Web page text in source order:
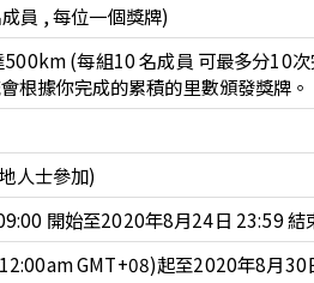
員 , 每位一個獎牌)
(每組10 名成員 可最多分10
根據你完成的累積的里數頒發獎牌。
人士參加)
開始至2020年8月24日 23:59 結
GMT+08)起至2020年8月